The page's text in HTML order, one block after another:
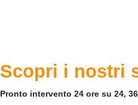
Scopri i nostri
Pronto intervento 24 ore su 24,